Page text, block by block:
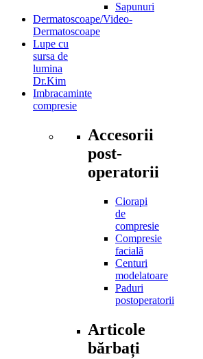
Sapunuri
Dermatoscoape/Video-
Dermatoscoape
Lupe cu
sursa de
lumina
Dr.Kim
Imbracaminte
compresie
Accesorii
post-
operatorii
Ciorapi
de
compresie
Compresie
facială
Centuri
modelatoare
Paduri
postoperatorii
Articole
bărbați